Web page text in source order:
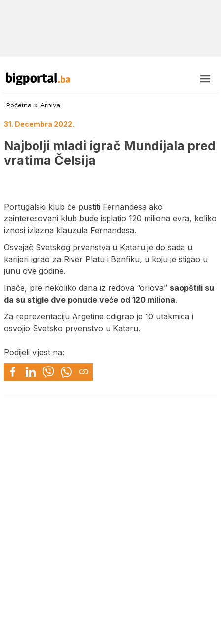
Početna » Arhiva
31. Decembra 2022.
Najbolji mladi igrač Mundijala pred
vratima Čelsija
Portugalski klub će pustiti Fernandesa ako
zainteresovani klub bude isplatio 120 miliona evra, koliko
iznosi izlazna klauzula Fernandesa.
Osvajač Svetskog prvenstva u Kataru je do sada u
karijeri igrao za River Platu i Benfiku, u koju je stigao u
junu ove godine.
Inače, pre nekoliko dana iz redova “orlova” saopštili su
da su stigle dve ponude veće od 120 miliona.
Za reprezentaciju Argetine odigrao je 10 utakmica i
osvojio Svetsko prvenstvo u Kataru.
Podijeli vijest na: